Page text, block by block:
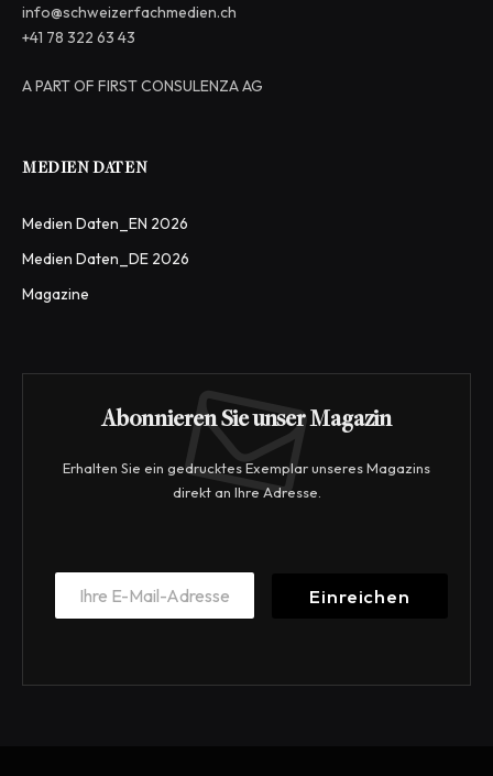
info@schweizerfachmedien.ch
+41 78 322 63 43
A PART OF FIRST CONSULENZA AG
MEDIEN DATEN
Medien Daten_EN 2026
Medien Daten_DE 2026
Magazine
Abonnieren Sie unser Magazin
Erhalten Sie ein gedrucktes Exemplar unseres Magazins
direkt an Ihre Adresse.
*
E
a
*
Einreichen